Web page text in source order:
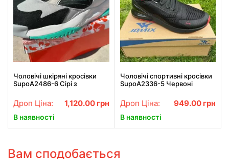
Чоловічі шкіряні кросівки
SupoA2486-6 Сірі з
Дроп Ціна: 1,120.00 грн
В наявності
Чоловічі спортивні кросівки
SupoA2336-5 Червоні
Дроп Ціна: 949.00 грн
В наявності
Вам сподобається